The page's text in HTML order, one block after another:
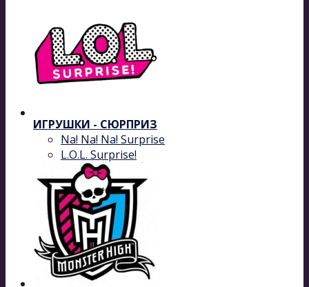
ИГРУШКИ - СЮРПРИЗ
Na! Na! Na! Surprise
L.O.L. Surprise!